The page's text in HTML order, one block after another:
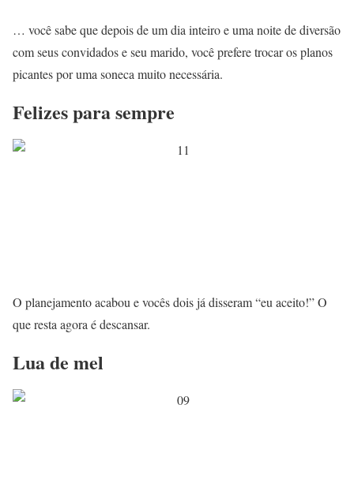
… você sabe que depois de um dia inteiro e uma noite de diversão
com seus convidados e seu marido, você prefere trocar os planos
picantes por uma soneca muito necessária.
Felizes para sempre
O planejamento acabou e vocês dois já disseram “eu aceito!” O
que resta agora é descansar.
Lua de mel